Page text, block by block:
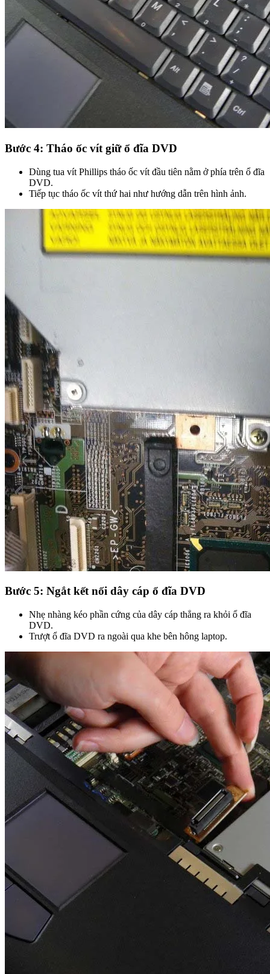
Bước 4: Tháo ốc vít giữ ổ đĩa DVD
Dùng tua vít Phillips tháo ốc vít đầu tiên nằm ở phía trên ổ đĩa
DVD.
Tiếp tục tháo ốc vít thứ hai như hướng dẫn trên hình ảnh.
Bước 5: Ngắt kết nối dây cáp ổ đĩa DVD
Nhẹ nhàng kéo phần cứng của dây cáp thẳng ra khỏi ổ đĩa
DVD.
Trượt ổ đĩa DVD ra ngoài qua khe bên hông laptop.